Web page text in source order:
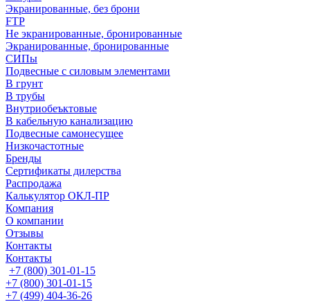
Экранированные, без брони
FTP
Не экранированные, бронированные
Экранированные, бронированные
СИПы
Подвесные с силовым элементами
В грунт
В трубы
Внутриобеъктовые
В кабельную канализацию
Подвесные самонесущее
Низкочастотные
Бренды
Сертификаты дилерства
Распродажа
Калькулятор ОКЛ-ПР
Компания
О компании
Отзывы
Контакты
Контакты
+7 (800) 301-01-15
+7 (800) 301-01-15
+7 (499) 404-36-26